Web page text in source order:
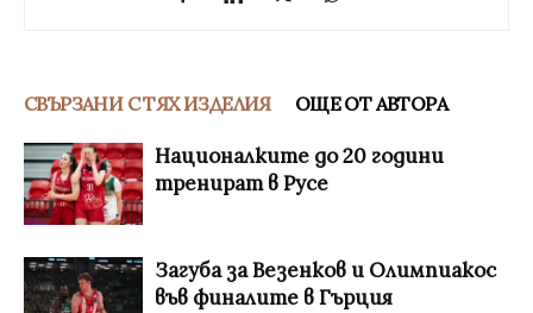
СВЪРЗАНИ С ТЯХ ИЗДЕЛИЯ ОЩЕ ОТ АВТОРА
Националките до 20 години
тренират в Русе
Загуба за Везенков и Олимпиакос
във финалите в Гърция